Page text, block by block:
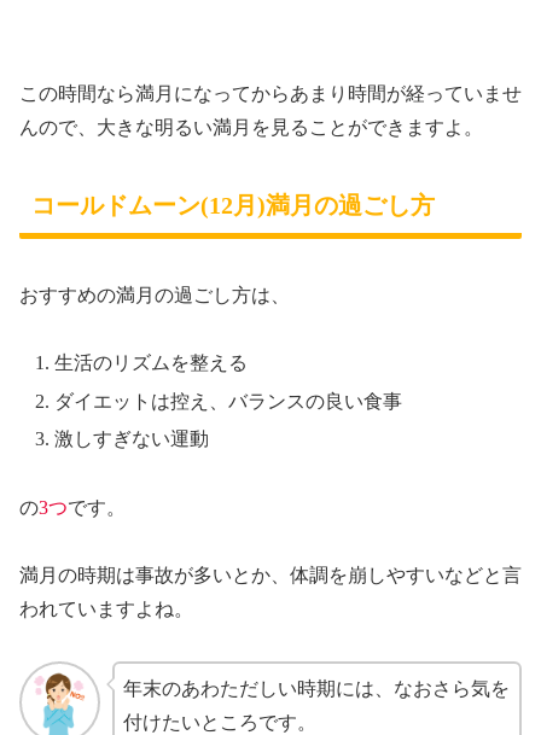
この時間なら満月になってからあまり時間が経っていませ
んので、大きな明るい満月を見ることができますよ。
コールドムーン(12月)満月の過ごし方
おすすめの満月の過ごし方は、
生活のリズムを整える
ダイエットは控え、バランスの良い食事
激しすぎない運動
の3つです。
満月の時期は事故が多いとか、体調を崩しやすいなどと言
われていますよね。
年末のあわただしい時期には、なおさら気を
付けたいところです。